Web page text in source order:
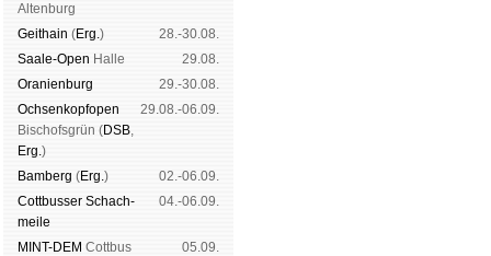
Al­ten­burg
Geit­hain (Erg.)
28.-30.08.
Saale-Open Halle
29.08.
Oranien­burg
29.-30.08.
Och­sen­kopf­open
Bischofs­grün (DSB,
Erg.)
29.08.-06.09.
Bam­berg (Erg.)
02.-06.09.
Cott­busser Schach­
meile
04.-06.09.
MINT-DEM Cott­bus
05.09.